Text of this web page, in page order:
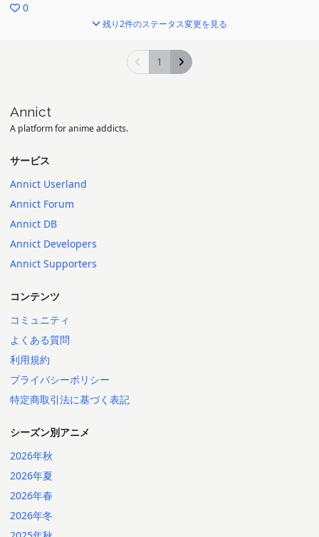
0
残り2件のステータス変更を見る
1
Annict
A platform for anime addicts.
サービス
Annict Userland
Annict Forum
Annict DB
Annict Developers
Annict Supporters
コンテンツ
コミュニティ
よくある質問
利用規約
プライバシーポリシー
特定商取引法に基づく表記
シーズン別アニメ
2026年秋
2026年夏
2026年春
2026年冬